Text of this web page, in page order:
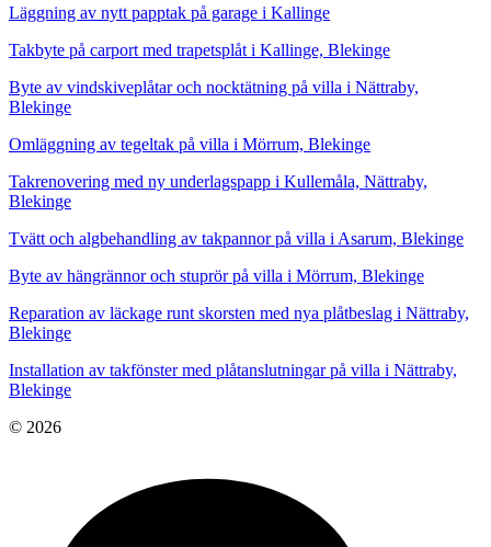
Läggning av nytt papptak på garage i Kallinge
Takbyte på carport med trapetsplåt i Kallinge, Blekinge
Byte av vindskiveplåtar och nocktätning på villa i Nättraby,
Blekinge
Omläggning av tegeltak på villa i Mörrum, Blekinge
Takrenovering med ny underlagspapp i Kullemåla, Nättraby,
Blekinge
Tvätt och algbehandling av takpannor på villa i Asarum, Blekinge
Byte av hängrännor och stuprör på villa i Mörrum, Blekinge
Reparation av läckage runt skorsten med nya plåtbeslag i Nättraby,
Blekinge
Installation av takfönster med plåtanslutningar på villa i Nättraby,
Blekinge
© 2026